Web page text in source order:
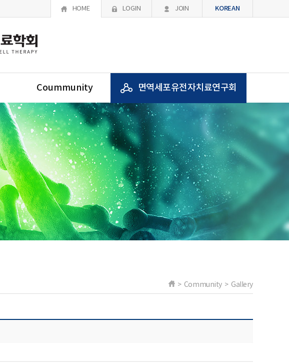
HOME LOGIN JOIN KOREAN
Coummunity 면역세포유전자치료연구회
> Community > Gallery